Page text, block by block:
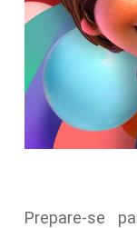
Prepare-se